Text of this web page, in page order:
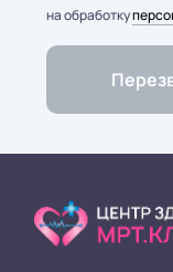
на обработку